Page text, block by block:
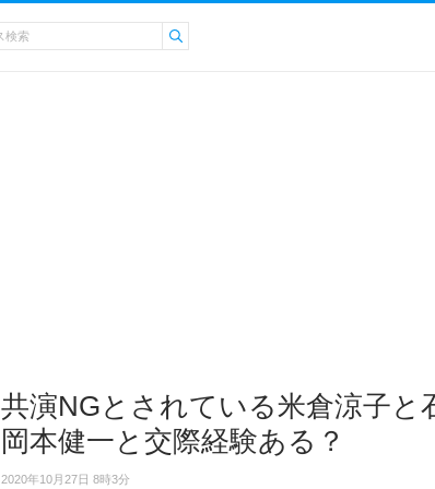
共演NGとされている米倉涼子と
岡本健一と交際経験ある？
2020年10月27日 8時3分